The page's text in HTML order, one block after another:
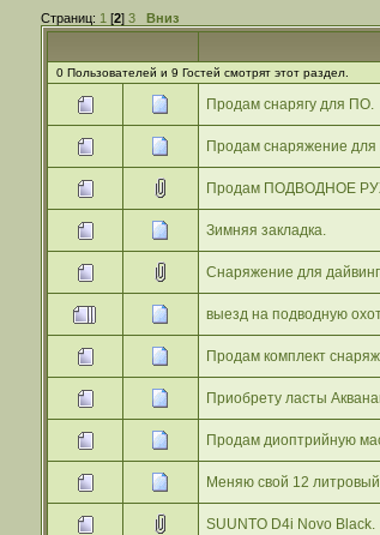
Страниц: 1 [2] 3
Вниз
0 Пользователей и 9 Гостей смотрят этот раздел.
Продам снарягу для ПО.
Продам снаряжение для
Продам ПОДВОДНОЕ
Зимняя закладка.
Снаряжение для
выезд на подводную
Продам комплект
Приобрету ласты
Продам диоптрийную
Меняю свой 12
SUUNTO D4i Novo Black.